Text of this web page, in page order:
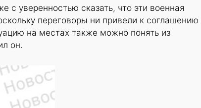
уверенностью сказать, что эти военная
переговоры ни привели к соглашению
на местах также можно понять из
он.